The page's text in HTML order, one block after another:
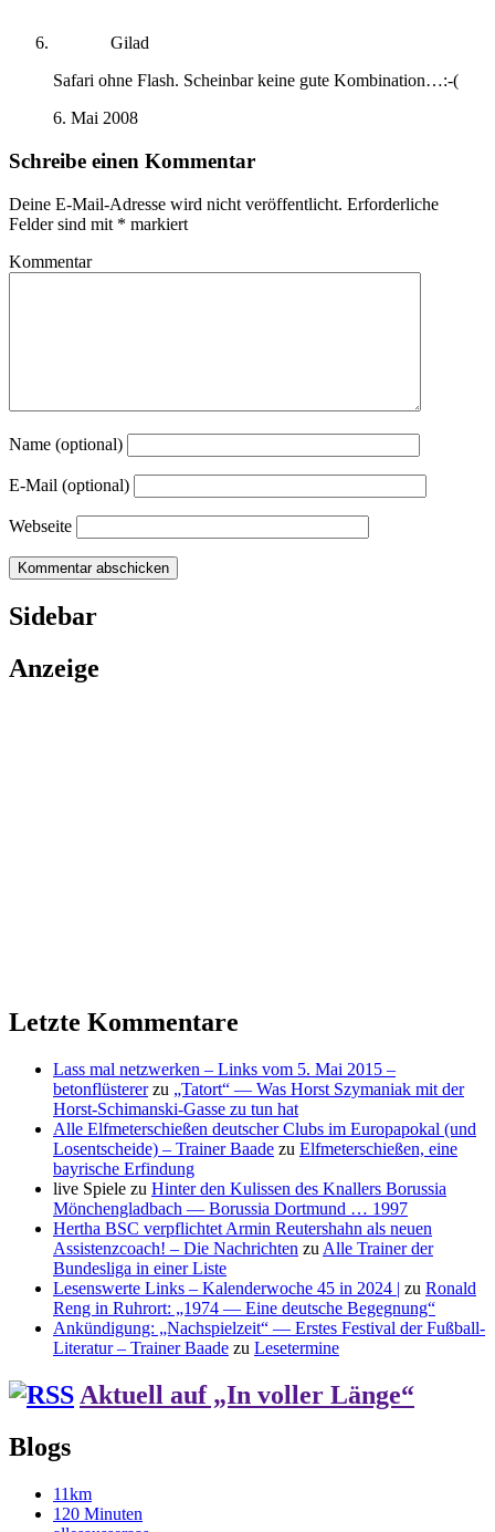
Gilad
Safari ohne Flash. Scheinbar keine gute Kombination…:-(
6. Mai 2008
Schreibe einen Kommentar
Deine E-Mail-Adresse wird nicht veröffentlicht. Erforderliche
Felder sind mit * markiert
Kommentar
Name (optional)
E-Mail (optional)
Webseite
Sidebar
Anzeige
Letzte Kommentare
Lass mal netzwerken – Links vom 5. Mai 2015 –
betonflüstererzu „Tatort“ — Was Horst Szymaniak mit der
Horst-Schimanski-Gasse zu tun hat
Alle Elfmeterschießen deutscher Clubs im Europapokal (und
Losentscheide) – Trainer Baade zu Elfmeterschießen, eine
bayrische Erfindung
live Spiele zu Hinter den Kulissen des Knallers Borussia
Mönchengladbach — Borussia Dortmund … 1997
Hertha BSC verpflichtet Armin Reutershahn als neuen
Assistenzcoach! – Die Nachrichten zu Alle Trainer der
Bundesliga in einer Liste
Lesenswerte Links – Kalenderwoche 45 in 2024 | zu Ronald
Reng in Ruhrort: „1974 — Eine deutsche Begegnung“
Ankündigung: „Nachspielzeit“ — Erstes Festival der Fußball-
Literatur – Trainer Baade zu Lesetermine
Aktuell auf „In voller Länge“
Blogs
11km
120 Minuten